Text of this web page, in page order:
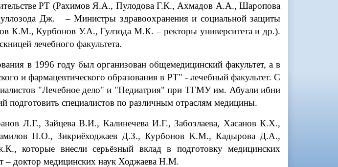
РТ (Рахимов Я.А., Пулодова Г.К., Ахмадов А.А., Шаропова
Дж. – Министры здравоохранения и социальной защиты
Курбонов У.А., Гулзода М.К. – ректоры университета и др.).
лечебного факультета.
в 1996 году был организован общемедицинский факультет, а в
и фармацевтического образования в РТ" - лечебный факультет. С
"Лечебное дело" и "Педиатрия" при ТГМУ им. Абуали ибни
подготовить специалистов по различным отраслям медицины.
Л.Г., Зайцева В.И., Калинечева И.Г., Забозлаева, Хасанов К.Х.,
П.О., Зикриёходжаев Д.З., Курбонов К.М., Кадырова Д.А.,
внесли серьёзный вклад в подготовку медицинских
– доктор медицинских наук Ходжаева Н.М.